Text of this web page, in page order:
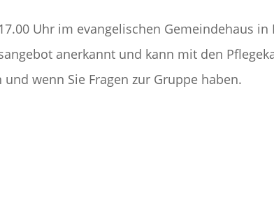
Uhr im evangelischen Gemeindehaus in
anerkannt und kann mit den
wenn Sie Fragen zur Gruppe haben.